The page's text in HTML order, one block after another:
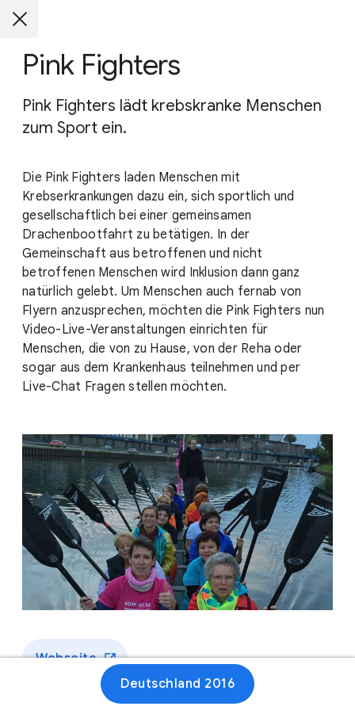
Pink Fighters
Pink Fighters lädt krebskranke Menschen
zum Sport ein.
Die Pink Fighters laden Menschen mit
Krebserkrankungen dazu ein, sich sportlich und
gesellschaftlich bei einer gemeinsamen
Drachenbootfahrt zu betätigen. In der
Gemeinschaft aus betroffenen und nicht
betroffenen Menschen wird Inklusion dann ganz
natürlich gelebt. Um Menschen auch fernab von
Flyern anzusprechen, möchten die Pink Fighters nun
Video-Live-Veranstaltungen einrichten für
Menschen, die von zu Hause, von der Reha oder
sogar aus dem Krankenhaus teilnehmen und per
Live-Chat Fragen stellen möchten.
Webseite
Deutschland 2016